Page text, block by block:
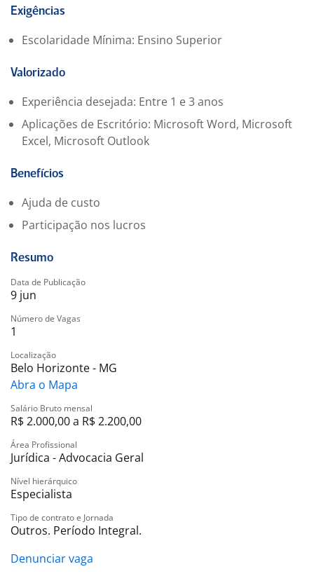
do escritório.
Buscamos um profissional que seja:
Organizado(a) e disciplinado(a);
Proativo(a) na busca de soluções;
Comunicativo(a) e com bom relacionamento
Ágil e atento(a) aos detalhes;
Comprometido(a) com a excelência e a qualidade do
trabalho.
Se você busca uma oportunidade de desenvolvimento
profissional em um ambiente dinâmico e colaborativo,
Exigências
Escolaridade Mínima: Ensino Superior
Valorizado
Experiência desejada: Entre 1 e 3 anos
Aplicações de Escritório: Microsoft Word, Microsoft
Excel, Microsoft Outlook
Benefícios
Ajuda de custo
Participação nos lucros
Resumo
Data de Publicação
9 jun
Número de Vagas
1
Localização
Belo Horizonte - MG
Abra o Mapa
Salário Bruto mensal
R$ 2.000,00 a R$ 2.200,00
Área Profissional
Jurídica - Advocacia Geral
Nível hierárquico
Especialista
Tipo de contrato e Jornada
Outros. Período Integral.
Denunciar vaga